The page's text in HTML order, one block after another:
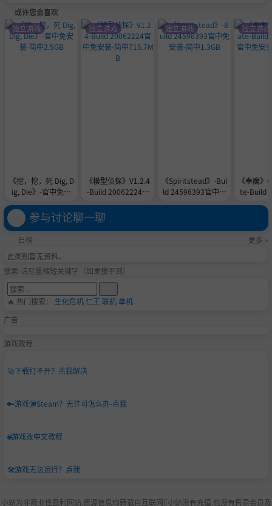
或许您会喜欢
《挖，挖，死 Dig, D
ig, Die》-官中免安
独立游戏
《模型侦探》V1.2.4
-Build 20062224官
独立游戏
《Spiritstead》-Bui
ld 24596393官中免
独立游戏
《奉魔》
te-Build
独立游戏
参与讨论聊一聊
日榜
更多 »
此类别暂无资料。
搜索-请尽量缩短关键字（如果搜不到）
🔥 热门搜索： 生化危机仁王 联机单机
广告
游戏教程
🚀下载打不开？点我解决
🔑游戏弹Steam？无许可怎么办-点我
🌐游戏改中文教程
🛠️游戏无法运行？点我
小站为非商业性盈利网站,资源信息均转载自互联网|[小站没有充值.也没有售卖会员及